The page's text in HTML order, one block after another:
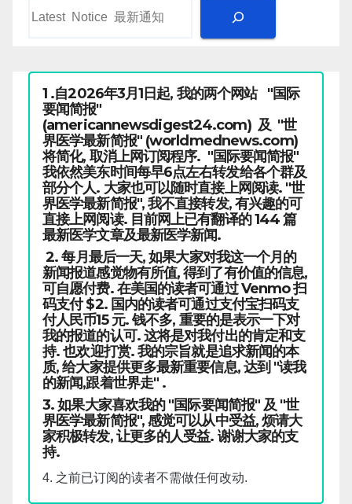
1 .自2026年3月1日起, 我的两个网站 "国际
要闻简报"
(americannewsdigest24.com) 及 "世
界医学最新简报" (worldmednews.com)
将简化, 取消上网订阅程序. "国际要闻简报"
我依然美东时间每早6点左右转发给各个群及
部分个人. 大家也可以随时直接上网阅读. "世
界医学最新简报", 我不直接转发, 有兴趣的可
直接上网阅读. 目前网上已有翻译的 144 篇
最新医学文章及最新医学新闻.
2. 每月最后一天, 如果大家对我这一个月的
新闻报道感觉物有所值, 得到了有价值的信息,
可自愿付费. 在美国的读者可通过 Venmo 扫
码支付 $2. 国内的读者可通过支付宝扫码支
付人民币15 元. 钱不多, 重要的是表示一下对
我的报道的认可. 这将是对我付出的肯定和支
持. 也欢迎打赏. 我的宗旨就是追求新闻的本
质, 给大家提供更多最新重要信息, 达到 "读我
的新闻,跟着世界走" .
3. 如果大家喜欢我的 "国际要闻简报" 及 "世
界医学最新简报", 感觉可以从中受益, 烦请大
家积极转发, 让更多的人受益. 谢谢大家的支
持.
4. 之前已订阅的读者不需做任何改动.